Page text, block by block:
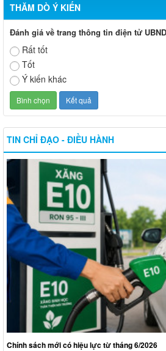
THĂM DÒ Ý KIẾN
Đánh giá về trang thông tin điện tử
Rất tốt
Tốt
Ý kiến khác
TIN CHỈ ĐẠO - ĐIỀU HÀNH
Chính sách mới có hiệu lực từ tháng 6/2026